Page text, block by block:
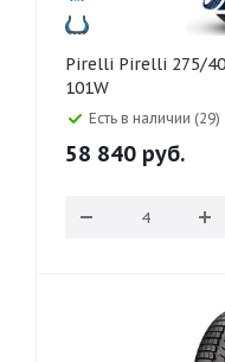
Pirelli Pirelli 275/40 R19 Winter Sottozero III
101W
Есть в наличии (29)
58 840 руб.